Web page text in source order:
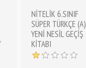
NİTELİK 6.SINIF
SÜPER TÜRKÇE (A)
YENİ NESİL GEÇİŞ
KİTABI